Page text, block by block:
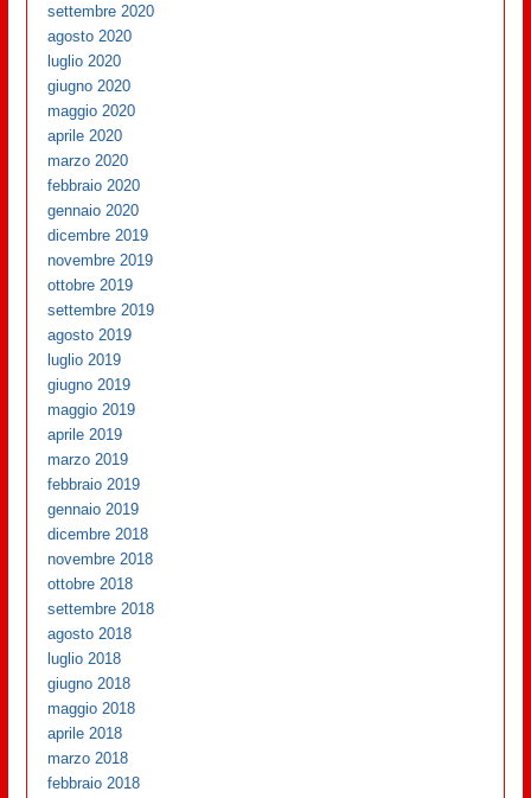
settembre 2020
agosto 2020
luglio 2020
giugno 2020
maggio 2020
aprile 2020
marzo 2020
febbraio 2020
gennaio 2020
dicembre 2019
novembre 2019
ottobre 2019
settembre 2019
agosto 2019
luglio 2019
giugno 2019
maggio 2019
aprile 2019
marzo 2019
febbraio 2019
gennaio 2019
dicembre 2018
novembre 2018
ottobre 2018
settembre 2018
agosto 2018
luglio 2018
giugno 2018
maggio 2018
aprile 2018
marzo 2018
febbraio 2018